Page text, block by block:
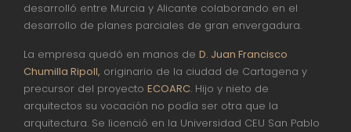
desarrolló entre Murcia y Alicante colaborando en el
desarrollo de planes parciales de gran envergadura.
La empresa quedó en manos de D. Juan Francisco
Chumilla Ripoll, originario de la ciudad de Cartagena y
precursor del proyecto ECOARC. Hijo y nieto de
arquitectos su vocación no podía ser otra que la
arquitectura. Se licenció en la Universidad CEU San Pablo